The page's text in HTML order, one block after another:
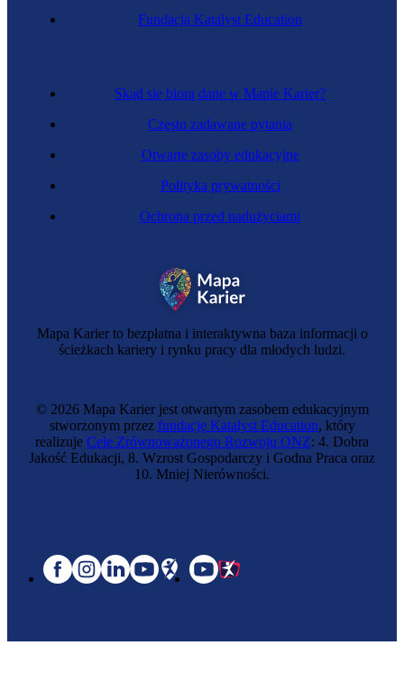
Mapa Karier to bezpłatna i interaktywna baza informacji o
ścieżkach kariery i rynku pracy dla młodych ludzi.
Skąd się biorą dane w Mapie Karier?
Często zadawane pytania
Otwarte zasoby edukacyjne
Polityka prywatności
Ochrona przed nadużyciami
Fundacja Katalyst Education
© 2026 Mapa Karier jest otwartym zasobem edukacyjnym
stworzonym przez fundację Katalyst Education, który
realizuje Cele Zrównoważonego Rozwoju ONZ: 4. Dobra
Jakość Edukacji, 8. Wzrost Gospodarczy i Godna Praca oraz
10. Mniej Nierówności.